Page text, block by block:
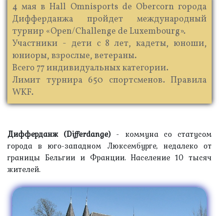
4 мая в Hall Omnisports de Obercorn города
Дифферданжа пройдет международный
турнир «Open/Challenge de Luxembourg».
Участники - дети с 8 лет, кадеты, юноши,
юниоры, взрослые, ветераны.
Всего 77 индивидуальных категории.
Лимит турнира 650 спортсменов. Правила
WKF.
Дифферданж (Differdange) - коммуна со статусом
города в юго-западном Люксембурге, недалеко от
границы Бельгии и Франции. Население 10 тысяч
жителей.